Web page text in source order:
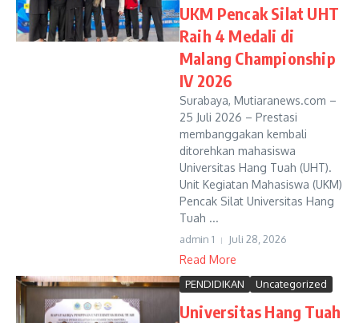
UKM Pencak Silat UHT
Raih 4 Medali di
Malang Championship
IV 2026
Surabaya, Mutiaranews.com –
25 Juli 2026 – Prestasi
membanggakan kembali
ditorehkan mahasiswa
Universitas Hang Tuah (UHT).
Unit Kegiatan Mahasiswa (UKM)
Pencak Silat Universitas Hang
Tuah ...
admin 1 Juli 28, 2026
Read More
PENDIDIKAN Uncategorized
Universitas Hang Tuah